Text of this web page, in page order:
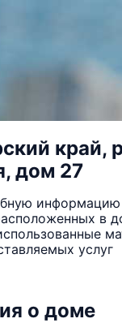
край,
дом 27
информацию
в
услуг
о доме